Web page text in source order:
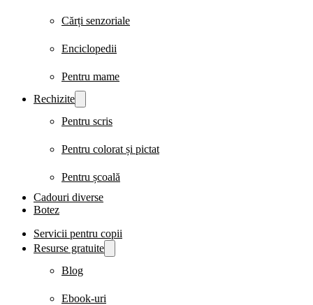
Cărți senzoriale
Enciclopedii
Pentru mame
Rechizite
Pentru scris
Pentru colorat și pictat
Pentru școală
Cadouri diverse
Botez
Servicii pentru copii
Resurse gratuite
Blog
Ebook-uri